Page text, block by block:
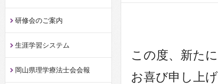
研修会のご案内
生涯学習システム
岡山県理学療法士会会報
この度、新た
お喜び申し上